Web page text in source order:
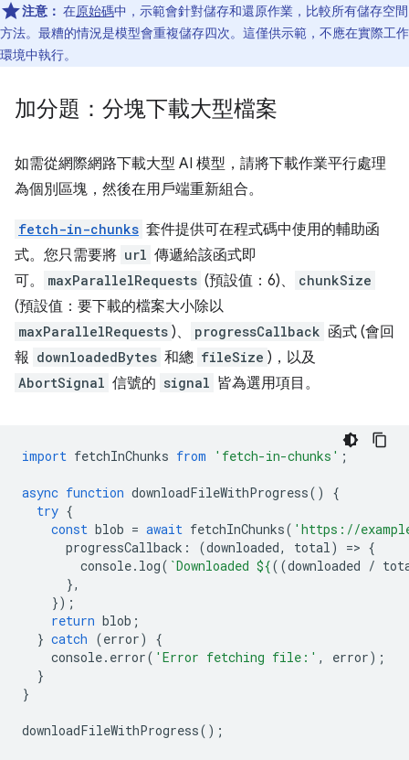
注意： 在原始碼中，示範會針對儲存和還原作業，比較所有儲存空間
方法。最糟的情況是模型會重複儲存四次。這僅供示範，不應在實際工作
環境中執行。
加分題：分塊下載大型檔案
如需從網際網路下載大型 AI 模型，請將下載作業平行處理
為個別區塊，然後在用戶端重新組合。
fetch-in-chunks 套件提供可在程式碼中使用的輔助函
式。您只需要將 url 傳遞給該函式即
可。
maxParallelRequests (預設值：6)、 chunkSize
(預設值：要下載的檔案大小除以
maxParallelRequests )、 progressCallback 函式 (會回
報 downloadedBytes 和總 fileSize )，以及
AbortSignal 信號的 signal 皆為選用項目。
import fetchInChunks from 'fetch-in-chunks' ;
async function downloadFileWithProgress()
{
try {
const blob = await fetchInChunks( 'https://
progressCallback : (downloaded, total) => {
console. log( `Downloaded ${((downloaded /
},
});
return blob ;
} catch (error)
{
console. error( 'Error fetching file:' , error);
}
}
downloadFileWithProgress();